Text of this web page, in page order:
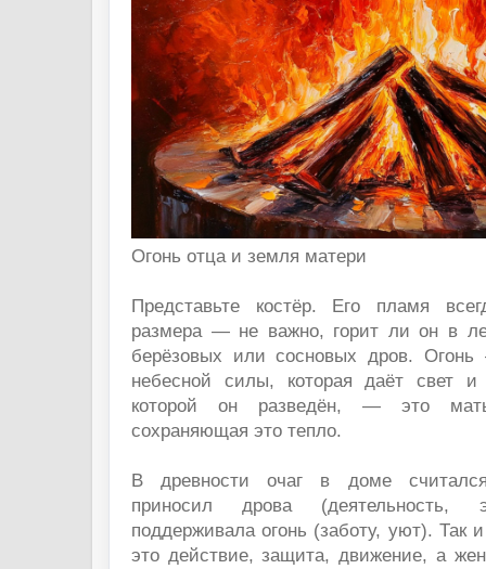
Огонь отца и земля матери
Представьте костёр. Его пламя
размера — не важно, горит ли он в
берёзовых или сосновых дров.
небесной силы, которая даёт свет
которой он разведён, — это
сохраняющая это тепло.
В древности очаг в доме
приносил дрова
поддерживала огонь (заботу, уют).
это действие, защита, движение, а